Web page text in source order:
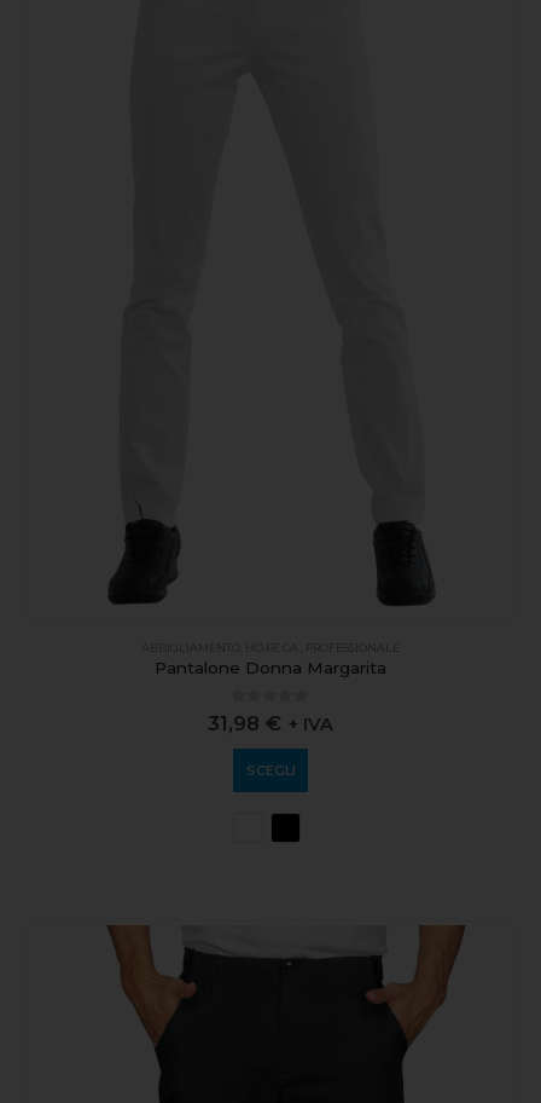
ABBIGLIAMENTO HO.RE.CA. PROFESSIONALE
Pantalone Donna Margarita
0 out of 5
31,98 € + IVA
SCEGLI